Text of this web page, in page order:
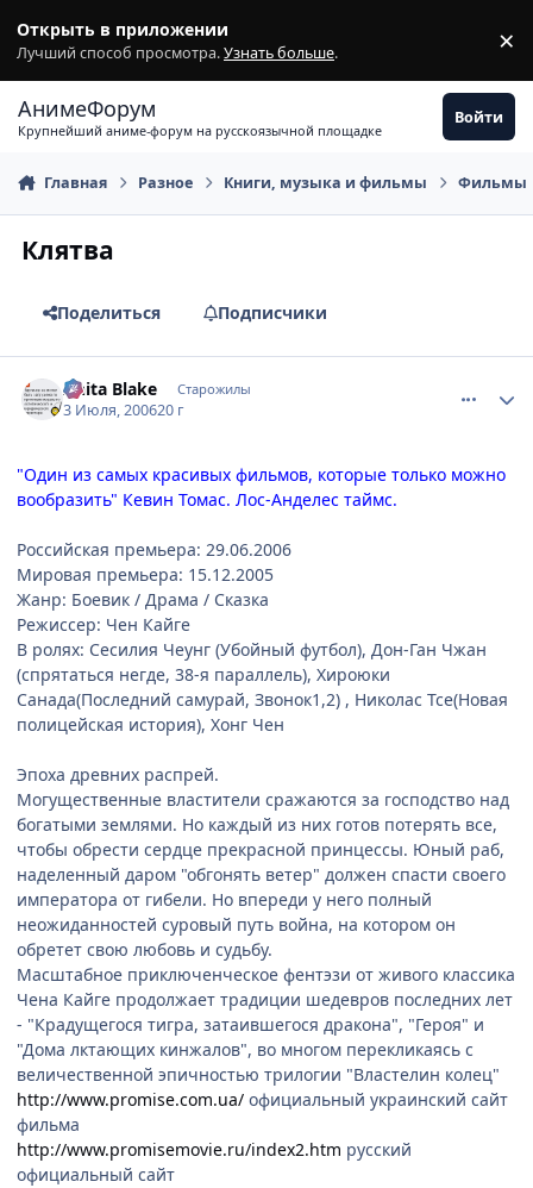
Открыть в приложении
Лучший способ просмотра.Узнать больше. ×
АнимеФорум
Крупнейший аниме-форум на русскоязычной площадке
Войти
Главная Разное Книги, музыка и фильмы Фильмы
Клятва
Поделиться Подписчики
Anita Blake Старожилы
3 Июля, 200620 г
"Один из самых красивых фильмов, которые только можно
вообразить" Кевин Томас. Лос-Анделес таймс.
Российская премьера: 29.06.2006
Мировая премьера: 15.12.2005
Жанр: Боевик / Драма / Сказка
Режиссер: Чен Кайге
В ролях: Сесилия Чеунг (Убойный футбол), Дон-Ган Чжан
(спрятаться негде, 38-я параллель), Хироюки
Санада(Последний самурай, Звонок1,2) , Николас Тсе(Новая
полицейская история), Хонг Чен
Эпоха древних распрей.
Могущественные властители сражаются за господство над
богатыми землями. Но каждый из них готов потерять все,
чтобы обрести сердце прекрасной принцессы. Юный раб,
наделенный даром "обгонять ветер" должен спасти своего
императора от гибели. Но впереди у него полный
неожиданностей суровый путь война, на котором он
обретет свою любовь и судьбу.
Масштабное приключенческое фентэзи от живого классика
Чена Кайге продолжает традиции шедевров последних лет
- "Крадущегося тигра, затаившегося дракона", "Героя" и
"Дома лктающих кинжалов", во многом перекликаясь с
величественной эпичностью трилогии "Властелин колец"
http://www.promise.com.ua/ официальный украинский сайт
фильма
http://www.promisemovie.ru/index2.htm русский
официальный сайт